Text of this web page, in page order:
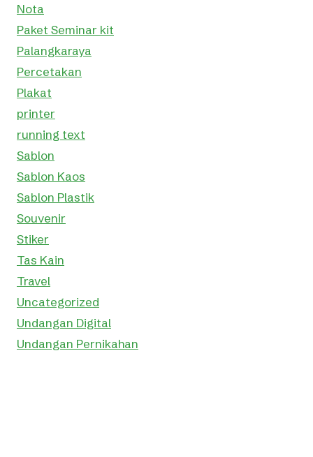
Nota
Paket Seminar kit
Palangkaraya
Percetakan
Plakat
printer
running text
Sablon
Sablon Kaos
Sablon Plastik
Souvenir
Stiker
Tas Kain
Travel
Uncategorized
Undangan Digital
Undangan Pernikahan